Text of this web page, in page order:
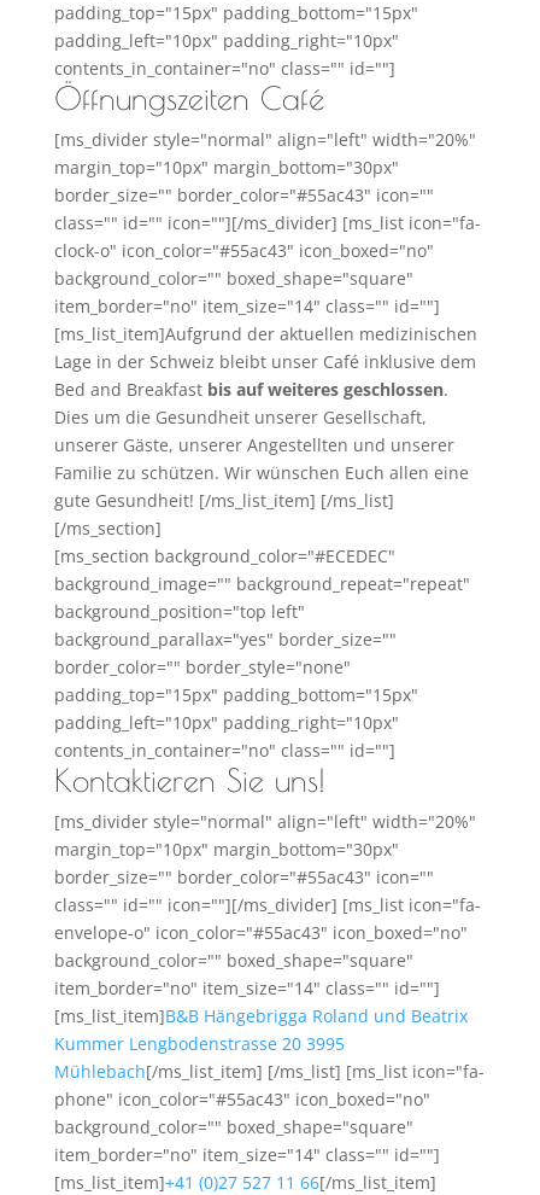
padding_top="15px" padding_bottom="15px"
padding_left="10px" padding_right="10px"
contents_in_container="no" class="" id=""]
Öffnungszeiten Café
[ms_divider style="normal" align="left" width="20%"
margin_top="10px" margin_bottom="30px"
border_size="" border_color="#55ac43" icon=""
class="" id="" icon=""][/ms_divider] [ms_list icon="fa-
clock-o" icon_color="#55ac43" icon_boxed="no"
background_color="" boxed_shape="square"
item_border="no" item_size="14" class="" id=""]
[ms_list_item]Aufgrund der aktuellen medizinischen
Lage in der Schweiz bleibt unser Café inklusive dem
Bed and Breakfast bis auf weiteres geschlossen.
Dies um die Gesundheit unserer Gesellschaft,
unserer Gäste, unserer Angestellten und unserer
Familie zu schützen. Wir wünschen Euch allen eine
gute Gesundheit! [/ms_list_item] [/ms_list]
[/ms_section]
[ms_section background_color="#ECEDEC"
background_image="" background_repeat="repeat"
background_position="top left"
background_parallax="yes" border_size=""
border_color="" border_style="none"
padding_top="15px" padding_bottom="15px"
padding_left="10px" padding_right="10px"
contents_in_container="no" class="" id=""]
Kontaktieren Sie uns!
[ms_divider style="normal" align="left" width="20%"
margin_top="10px" margin_bottom="30px"
border_size="" border_color="#55ac43" icon=""
class="" id="" icon=""][/ms_divider] [ms_list icon="fa-
envelope-o" icon_color="#55ac43" icon_boxed="no"
background_color="" boxed_shape="square"
item_border="no" item_size="14" class="" id=""]
[ms_list_item]B&B Hängebrigga Roland und Beatrix
Kummer Lengbodenstrasse 20 3995
Mühlebach[/ms_list_item] [/ms_list] [ms_list icon="fa-
phone" icon_color="#55ac43" icon_boxed="no"
background_color="" boxed_shape="square"
item_border="no" item_size="14" class="" id=""]
[ms_list_item]+41 (0)27 527 11 66[/ms_list_item]